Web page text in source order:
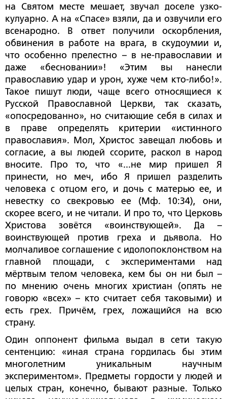
на Святом месте мешает, звучал доселе узко-
кулуарно. А на «Спасе» взяли, да и озвучили его
всенародно. В ответ получили оскорбления,
обвинения в работе на врага, в скудоумии и,
что особенно прелестно – в не-православии и
даже «бесновании»! «Этим вы нанесли
православию удар и урон, хуже чем кто-либо!».
Такое пишут люди, чаще всего относящиеся к
Русской Православной Церкви, так сказать,
«опосредованно», но считающие себя в силах и
в праве определять критерии «истинного
православия». Мол, Христос завещал любовь и
согласие, а вы людей ссорите, раскол в народ
вносите. Про то, что «...не мир пришел Я
принести, но меч, ибо Я пришел разделить
человека с отцом его, и дочь с матерью ее, и
невестку со свекровью ее (Мф. 10:34), они,
скорее всего, и не читали. И про то, что Церковь
Христова зовётся «воинствующей». Да –
воинствующей против греха и дьявола. Но
молчаливое соглашение с идолопоклонством на
главной площади, с экспериментами над
мёртвым телом человека, кем бы он ни был –
по мнению очень многих христиан (опять не
говорю «всех» – кто считает себя таковыми) и
есть грех. Причём, грех, ложащийся на всю
страну.
Один оппонент фильма выдал в сети такую
сентенцию: «иная страна гордилась бы этим
многолетним уникальным научным
экспериментом». Предметы гордости у людей и
целых стран, конечно, бывают разные. Только